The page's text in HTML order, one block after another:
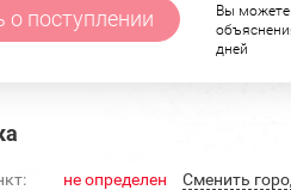
поступлении
Вы можете
дней
не определен Cменить